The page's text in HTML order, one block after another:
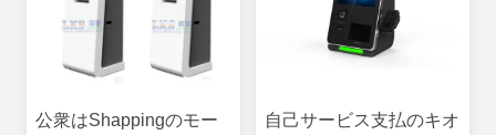
公衆はShappingのモー
自己サービス支払のキオ